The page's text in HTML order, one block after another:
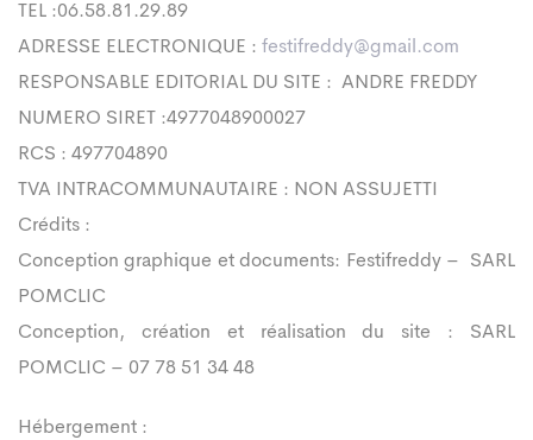
TEL :06.58.81.29.89
ADRESSE ELECTRONIQUE : festifreddy@gmail.com
RESPONSABLE EDITORIAL DU SITE : ANDRE FREDDY
NUMERO SIRET :4977048900027
RCS : 497704890
TVA INTRACOMMUNAUTAIRE : NON ASSUJETTI
Crédits :
Conception graphique et documents: Festifreddy – SARL
POMCLIC
Conception, création et réalisation du site : SARL
POMCLIC – 07 78 51 34 48
Hébergement :